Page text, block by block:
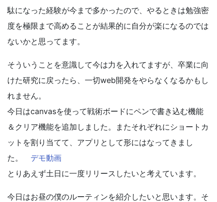
駄になった経験が今まで多かったので、やるときは勉強密
度を極限まで高めることが結果的に自分が楽になるのでは
ないかと思ってます。
そういうことを意識して今は力を入れてますが、卒業に向
けた研究に戻ったら、一切web開発をやらなくなるかもし
れません。
今日はcanvasを使って戦術ボードにペンで書き込む機能
＆クリア機能を追加しました。またそれぞれにショートカ
ットを割り当てて、アプリとして形にはなってきまし
た。 デモ動画
とりあえず土日に一度リリースしたいと考えています。
今日はお昼の僕のルーティンを紹介したいと思います。そ